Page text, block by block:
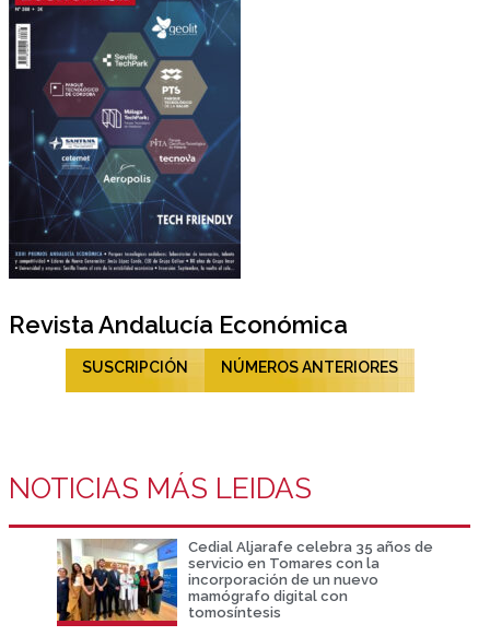
Revista Andalucía Económica
SUSCRIPCIÓN NÚMEROS ANTERIORES
NOTICIAS MÁS LEIDAS
Cedial Aljarafe celebra 35 años de
servicio en Tomares con la
incorporación de un nuevo
mamógrafo digital con
tomosíntesis